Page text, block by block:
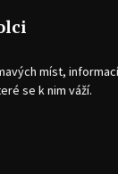
míst,
se k nim váží.